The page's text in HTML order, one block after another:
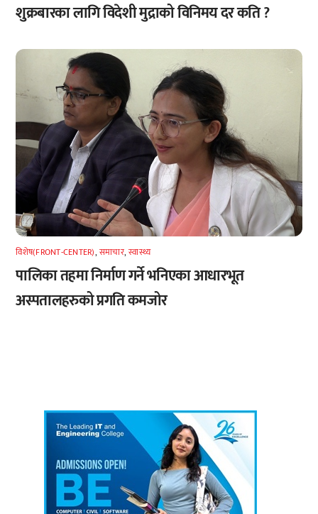
शुक्रबारका लागि विदेशी मुद्राको विनिमय दर कति ?
विशेष(FRONT-CENTER),समाचार,स्वास्थ्य
पालिका तहमा निर्माण गर्ने भनिएका आधारभूत
अस्पतालहरुको प्रगति कमजोर